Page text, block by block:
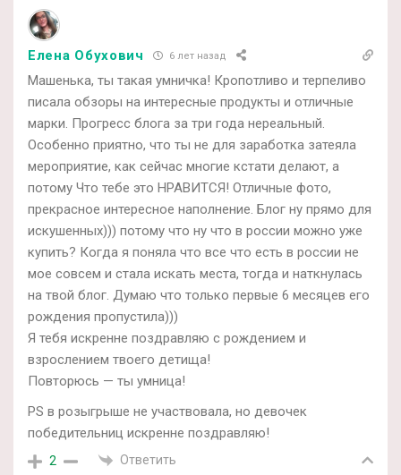
Елена Обухович 6 лет назад
Машенька, ты такая умничка! Кропотливо и терпеливо
писала обзоры на интересные продукты и отличные
марки. Прогресс блога за три года нереальный.
Особенно приятно, что ты не для заработка затеяла
мероприятие, как сейчас многие кстати делают, а
потому Что тебе это НРАВИТСЯ! Отличные фото,
прекрасное интересное наполнение. Блог ну прямо для
искушенных))) потому что ну что в россии можно уже
купить? Когда я поняла что все что есть в россии не
мое совсем и стала искать места, тогда и наткнулась
на твой блог. Думаю что только первые 6 месяцев его
рождения пропустила)))
Я тебя искренне поздравляю с рождением и
взрослением твоего детища!
Повторюсь — ты умница!
PS в розыгрыше не участвовала, но девочек
победительниц искренне поздравляю!
2 Ответить